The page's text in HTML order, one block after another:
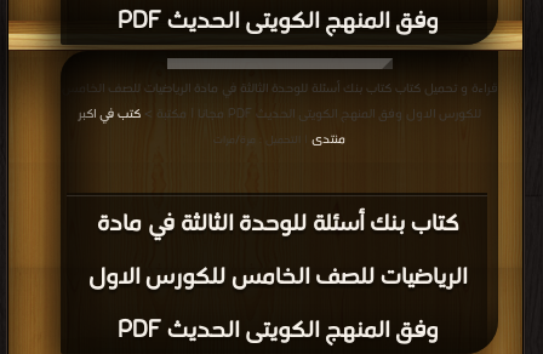
وفق المنهج الكويتى الحديث PDF
كتاب بنك أسئلة للوحدة الثالثة في مادة
الرياضيات للصف الخامس للكورس الاول
وفق المنهج الكويتى الحديث PDF
قراءة و تحميل كتاب كتاب بنك أسئلة للوحدة الثالثة في مادة الرياضيات للصف الخامس
للكورس الاول وفق المنهج الكويتى الحديث PDF مجانا | مكتبة >
كتب في اكبر
منتدى
| التحميل : مرة/مرات